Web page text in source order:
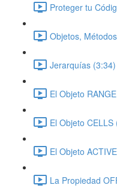
Proteger tu
Objetos,
Jerarquías (3:34)
El Objeto
El Objeto
El Objeto
La Propiedad